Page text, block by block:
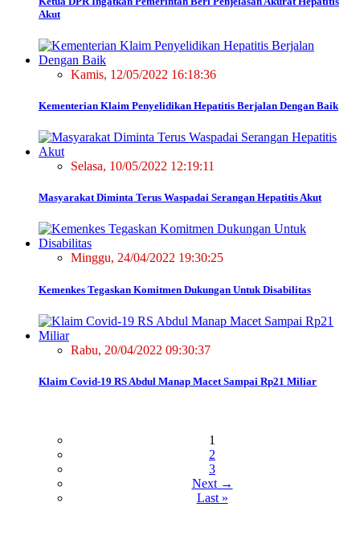
Akut
Kamis, 12/05/2022 16:18:36
Kementerian Klaim Penyelidikan Hepatitis Berjalan Dengan Baik
Selasa, 10/05/2022 12:19:11
Masyarakat Diminta Terus Waspadai Serangan Hepatitis Akut
Minggu, 24/04/2022 19:30:25
Kemenkes Tegaskan Komitmen Dukungan Untuk Disabilitas
Rabu, 20/04/2022 09:30:37
Klaim Covid-19 RS Abdul Manap Macet Sampai Rp21 Miliar
1
2
3
Next →
Last »